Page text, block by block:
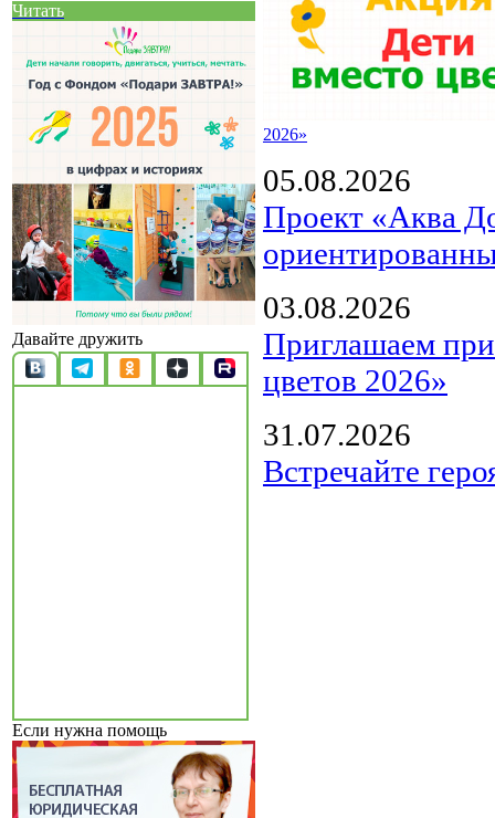
Читать
Давайте дружить
Если нужна помощь
2026»
05.08.2026
Проект «Аква
03.08.2026
Приглашаем
цветов 2026»
31.07.2026
Встречайте